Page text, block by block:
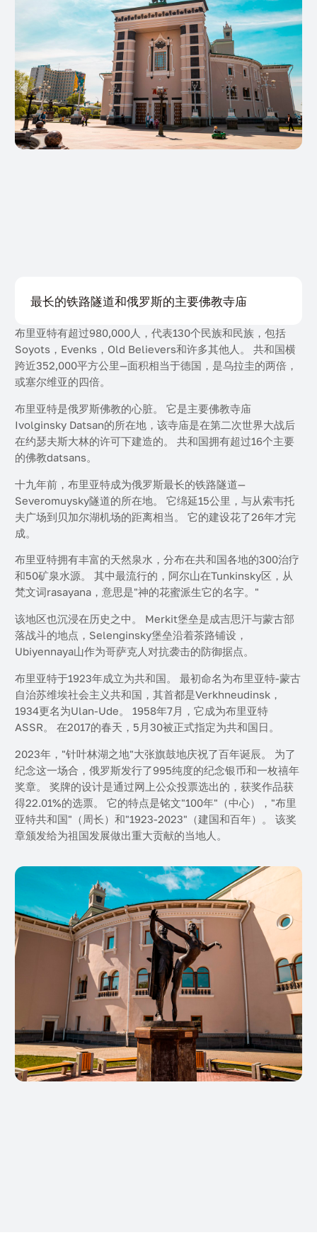
布里亚特有超过980,000人，代表130个民族和民族，包括
Soyots，Evenks，Old Believers和许多其他人。 共和国横
跨近352,000平方公里—面积相当于德国，是乌拉圭的两倍，
或塞尔维亚的四倍。
布里亚特是俄罗斯佛教的心脏。 它是主要佛教寺庙
Ivolginsky Datsan的所在地，该寺庙是在第二次世界大战后
在约瑟夫斯大林的许可下建造的。 共和国拥有超过16个主要
的佛教datsans。
十九年前，布里亚特成为俄罗斯最长的铁路隧道—
Severomuysky隧道的所在地。 它绵延15公里，与从索韦托
夫广场到贝加尔湖机场的距离相当。 它的建设花了26年才完
成。
布里亚特拥有丰富的天然泉水，分布在共和国各地的300治疗
和50矿泉水源。 其中最流行的，阿尔山在Tunkinsky区，从
梵文词rasayana，意思是"神的花蜜派生它的名字。"
该地区也沉浸在历史之中。 Merkit堡垒是成吉思汗与蒙古部
落战斗的地点，Selenginsky堡垒沿着茶路铺设，
Ubiyennaya山作为哥萨克人对抗袭击的防御据点。
布里亚特于1923年成立为共和国。 最初命名为布里亚特-蒙古
自治苏维埃社会主义共和国，其首都是Verkhneudinsk，
1934更名为Ulan-Ude。 1958年7月，它成为布里亚特
ASSR。 在2017的春天，5月30被正式指定为共和国日。
2023年，"针叶林湖之地"大张旗鼓地庆祝了百年诞辰。 为了
纪念这一场合，俄罗斯发行了995纯度的纪念银币和一枚禧年
奖章。 奖牌的设计是通过网上公众投票选出的，获奖作品获
得22.01%的选票。 它的特点是铭文"100年"（中心），"布里
亚特共和国"（周长）和"1923-2023"（建国和百年）。 该奖
章颁发给为祖国发展做出重大贡献的当地人。
最长的铁路隧道和俄罗斯的主要佛教寺庙